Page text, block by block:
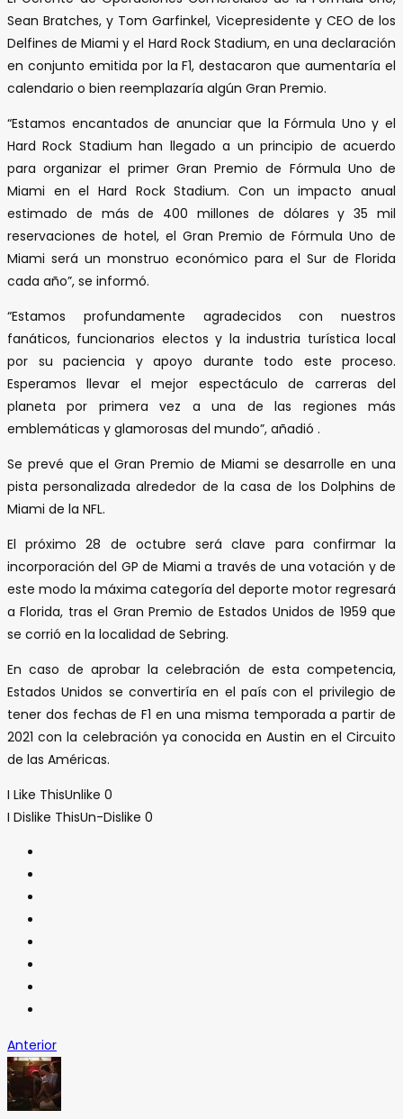
Sean Bratches, y Tom Garfinkel, Vicepresidente y CEO de los
Delfines de Miami y el Hard Rock Stadium, en una declaración
en conjunto emitida por la F1, destacaron que aumentaría el
calendario o bien reemplazaría algún Gran Premio.
“Estamos encantados de anunciar que la Fórmula Uno y el
Hard Rock Stadium han llegado a un principio de acuerdo
para organizar el primer Gran Premio de Fórmula Uno de
Miami en el Hard Rock Stadium. Con un impacto anual
estimado de más de 400 millones de dólares y 35 mil
reservaciones de hotel, el Gran Premio de Fórmula Uno de
Miami será un monstruo económico para el Sur de Florida
cada año”, se informó.
“Estamos profundamente agradecidos con nuestros
fanáticos, funcionarios electos y la industria turística local
por su paciencia y apoyo durante todo este proceso.
Esperamos llevar el mejor espectáculo de carreras del
planeta por primera vez a una de las regiones más
emblemáticas y glamorosas del mundo”, añadió .
Se prevé que el Gran Premio de Miami se desarrolle en una
pista personalizada alrededor de la casa de los Dolphins de
Miami de la NFL.
El próximo 28 de octubre será clave para confirmar la
incorporación del GP de Miami a través de una votación y de
este modo la máxima categoría del deporte motor regresará
a Florida, tras el Gran Premio de Estados Unidos de 1959 que
se corrió en la localidad de Sebring.
En caso de aprobar la celebración de esta competencia,
Estados Unidos se convertiría en el país con el privilegio de
tener dos fechas de F1 en una misma temporada a partir de
2021 con la celebración ya conocida en Austin en el Circuito
de las Américas.
I Like ThisUnlike 0
I Dislike ThisUn-Dislike 0
Anterior